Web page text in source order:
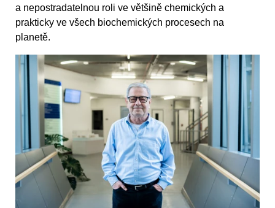
a nepostradatelnou roli ve většině chemických a
prakticky ve všech biochemických procesech na
planetě.